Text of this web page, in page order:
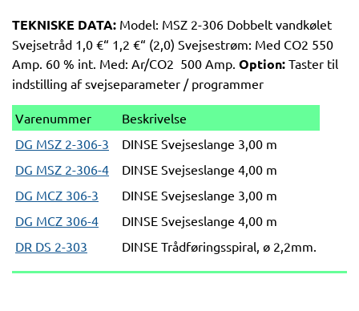
TEKNISKE DATA: Model: MSZ 2-306 Dobbelt vandkølet
Svejsetråd 1,0 €“ 1,2 €“ (2,0) Svejsestrøm: Med CO2 550
Amp. 60 % int. Med: Ar/CO2 500 Amp. Option: Taster til
indstilling af svejseparameter / programmer
Varenummer
Beskrivelse
DG MSZ 2-306-3
DINSE Svejseslange 3,00 m
DG MSZ 2-306-4
DINSE Svejseslange 4,00 m
DG MCZ 306-3
DINSE Svejseslange 3,00 m
DG MCZ 306-4
DINSE Svejseslange 4,00 m
DR DS 2-303
DINSE Trådføringsspiral, ø 2,2mm.